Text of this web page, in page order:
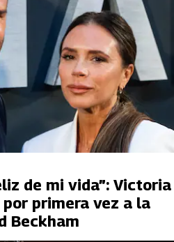
de mi vida”: Victoria
primera vez a la
Beckham